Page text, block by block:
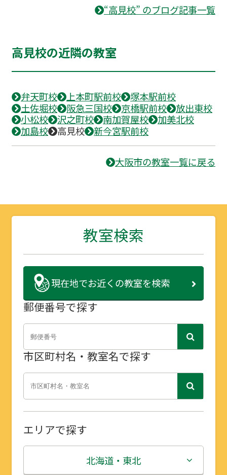
“高見校” のブログ記事一覧
高見校の近隣の教室
弁天町校 上本町駅前校
塚本駅前校
土佐堀校
阪急三国校 京橋駅前校
放出東校
小松校
沢之町校 南加賀屋校
加美北校
加島校
高見校 新今宮駅前校
大阪市の教室一覧に戻る
教室検索
現在地でお近くの教室を検索
郵便番号で探す
市区町村名・教室名で探す
エリアで探す
北海道・東北